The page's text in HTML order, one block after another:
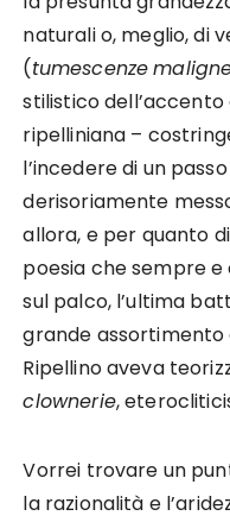
naturali o, meglio, di
(tumescenze
stilistico
ripelliniana –
l’incedere di un
derisoriamente
allora, e per quanto
poesia che sempre
sul palco, l’ultima
grande assortimento
Ripellino aveva
clownerie,
Vorrei trovare un
la razionalità e